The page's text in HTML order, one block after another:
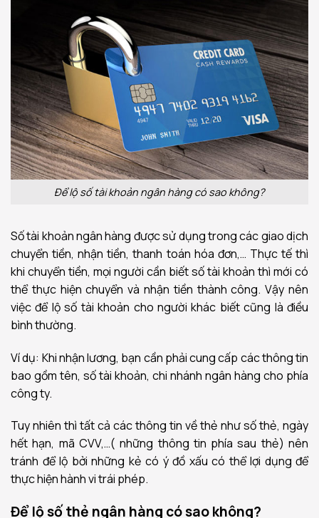
Để lộ số tài khoản ngân hàng có sao không?
Số tài khoản ngân hàng được sử dụng trong các giao dịch
chuyển tiền, nhận tiền, thanh toán hóa đơn,… Thực tế thì
khi chuyển tiền, mọi người cần biết số tài khoản thì mới có
thể thực hiện chuyển và nhận tiền thành công. Vậy nên
việc để lộ số tài khoản cho người khác biết cũng là điều
bình thường.
Ví dụ: Khi nhận lương, bạn cần phải cung cấp các thông tin
bao gồm tên, số tài khoản, chi nhánh ngân hàng cho phía
công ty.
Tuy nhiên thì tất cả các thông tin về thẻ như số thẻ, ngày
hết hạn, mã CVV,…( những thông tin phía sau thẻ) nên
tránh để lộ bởi những kẻ có ý đồ xấu có thể lợi dụng để
thực hiện hành vi trái phép.
Để lộ số thẻ ngân hàng có sao không?